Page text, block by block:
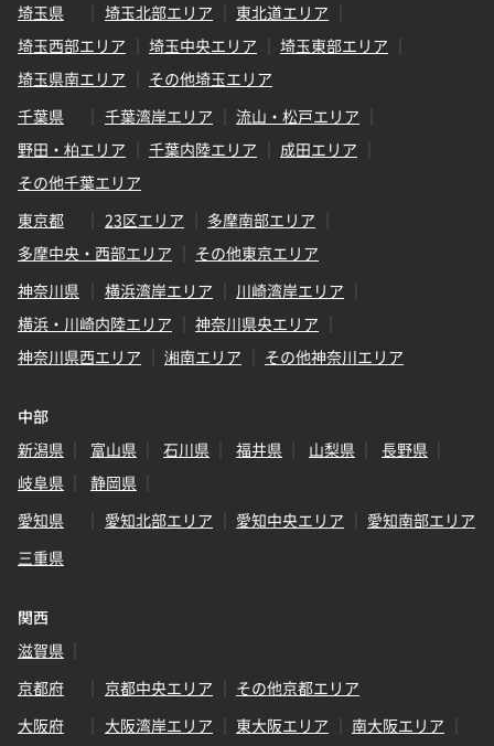
埼玉県
埼玉北部エリア
東北道エリア
埼玉西部エリア
埼玉中央エリア
埼玉東部エリア
埼玉県南エリア
その他埼玉エリア
千葉県
千葉湾岸エリア
流山・松戸エリア
野田・柏エリア
千葉内陸エリア
成田エリア
その他千葉エリア
東京都
23区エリア
多摩南部エリア
多摩中央・西部エリア
その他東京エリア
神奈川県
横浜湾岸エリア
川崎湾岸エリア
横浜・川崎内陸エリア
神奈川県央エリア
神奈川県西エリア
湘南エリア その他神奈川エリア
中部
新潟県
富山県 石川県 福井県 山梨県
長野県
岐阜県
静岡県
愛知県
愛知北部エリア 愛知中央エリア
愛知南部エリア
三重県
関西
滋賀県
京都府
京都中央エリア
その他京都エリア
大阪府
大阪湾岸エリア 東大阪エリア
南大阪エリア